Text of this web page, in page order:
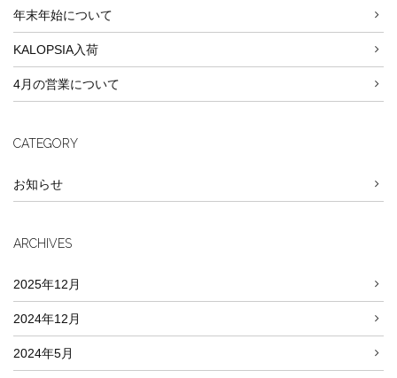
年末年始について
KALOPSIA入荷
4月の営業について
CATEGORY
お知らせ
ARCHIVES
2025年12月
2024年12月
2024年5月